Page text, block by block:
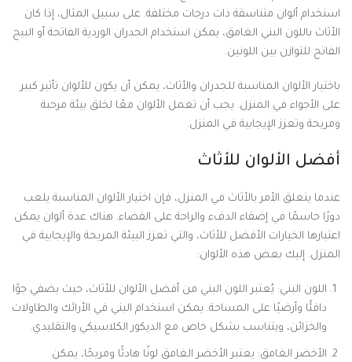
استخدام ألوان متناسقة ذات درجات مختلفة. على سبيل المثال، إذا كان
الأثاث باللون البني الغامق، يمكن استخدام الجدران الوردية الفاتحة أو البيج
الفاتح للتوازن بين اللونين.
باختيار الألوان المناسبة للجدران والأثاث، يمكن أن يكون للألوان تأثير كبير
على الأجواء في المنزل. يجب أن تعمل الألوان معًا لخلق بيئة مرحبة
ومريحة وتعزز الإيجابية في المنزل.
أفضل الألوان للأثاث
عندما يتعلق الأمر بالأثاث في المنزل، فإن اختيار الألوان المناسبة يلعب
دورًا حاسمًا في إضفاء الدفء والراحة على الفضاء. هناك عدة ألوان يمكن
اعتبارها الخيارات الأفضل للأثاث، والتي تعزز البيئة المريحة والإيجابية في
المنزل. إليك بعض هذه الألوان:
اللون البني: يُعتبر اللون البني من أفضل الألوان للأثاث، حيث يضفي جوًا
دافئًا وأرضيًا على المساحة. يمكن استخدام البني في الأرائك والطاولات
والخزائن، ويتناسب بشكل خاص مع الديكور الكلاسيكي والتقليدي.
الأخضر الغامق: يعتبر الأخضر الغامق لونًا هادئًا ومريحًا، يمكن